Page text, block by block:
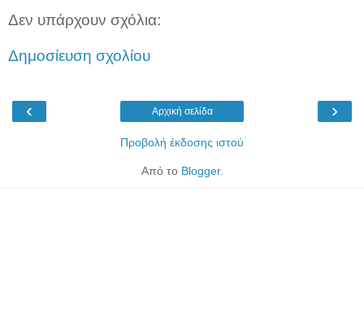
Δεν υπάρχουν σχόλια:
Δημοσίευση σχολίου
‹ ›
Αρχική σελίδα
Προβολή έκδοσης ιστού
Από το Blogger.